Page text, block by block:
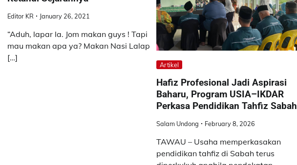
Editor KR January 26, 2021
“Aduh, lapar la. Jom makan guys ! Tapi
mau makan apa ya? Makan Nasi Lalap
[…]
Artikel
Hafiz Profesional Jadi Aspirasi
Baharu, Program USIA–IKDAR
Perkasa Pendidikan Tahfiz Sabah
Salam Undong February 8, 2026
TAWAU – Usaha memperkasakan
pendidikan tahfiz di Sabah terus